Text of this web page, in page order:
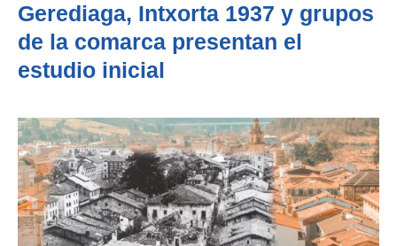
Gerediaga, Intxorta 1937 y grupos
de la comarca presentan el
estudio inicial